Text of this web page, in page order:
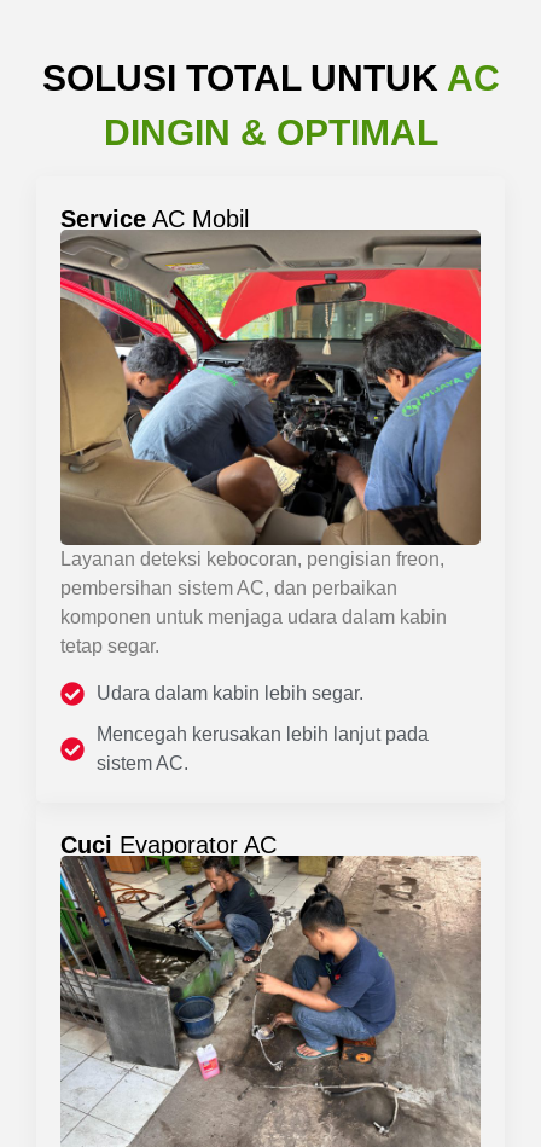
SOLUSI TOTAL UNTUK AC
DINGIN & OPTIMAL
Service AC Mobil
Layanan deteksi kebocoran, pengisian freon,
pembersihan sistem AC, dan perbaikan
komponen untuk menjaga udara dalam kabin
tetap segar.
Udara dalam kabin lebih segar.
Mencegah kerusakan lebih lanjut pada
sistem AC.
Cuci Evaporator AC